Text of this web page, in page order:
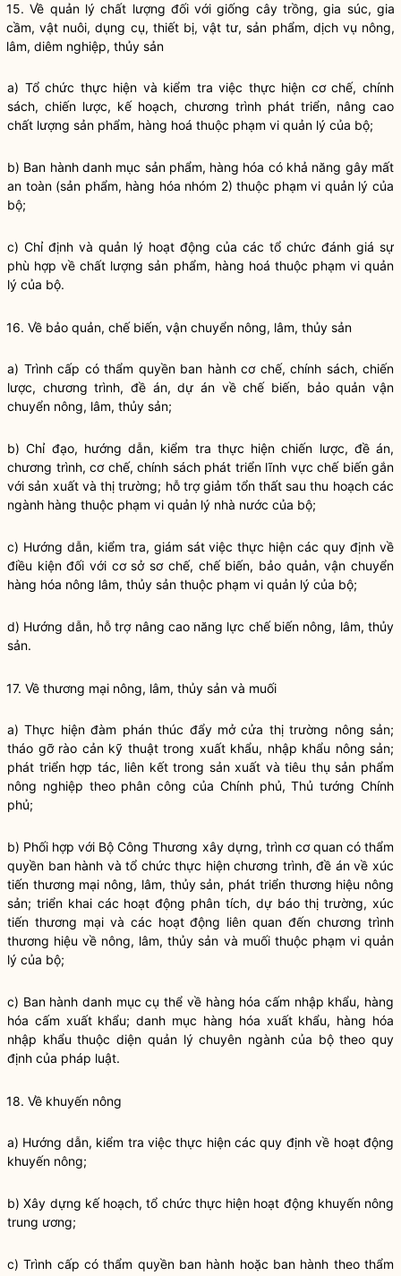
15. Về quản lý chất lượng đối với giống cây trồng, gia súc, gia
cầm, vật nuôi, dụng cụ, thiết bị, vật tư, sản phẩm, dịch vụ nông,
lâm, diêm nghiệp, thủy sản
a) Tổ chức thực hiện và kiểm tra việc thực hiện cơ chế, chính
sách, chiến lược, kế hoạch, chương trình phát triển, nâng cao
chất lượng sản phẩm, hàng hoá thuộc phạm vi quản lý của bộ;
b) Ban hành danh mục sản phẩm, hàng hóa có khả năng gây mất
an toàn (sản phẩm, hàng hóa nhóm 2) thuộc phạm vi quản lý của
bộ;
c) Chỉ định và quản lý hoạt động của các tổ chức đánh giá sự
phù hợp về chất lượng sản phẩm, hàng hoá thuộc phạm vi quản
lý của bộ.
16. Về bảo quản, chế biến, vận chuyển nông, lâm, thủy sản
a) Trình cấp có thẩm quyềnban hành cơ chế, chính sách, chiến
lược, chương trình, đề án, dự án về chế biến, bảo quản vận
chuyển nông, lâm, thủy sản;
b)Chỉ đạo, hướng dẫn, kiểm tra thực hiện chiến lược, đề án,
chương trình, cơ chế, chính sách phát triển lĩnh vực chế biến gắn
với sản xuất và thị trường; hỗ trợ giảm tổn thất sau thu hoạch các
ngành hàng thuộc phạm vi quản lý nhà nước của bộ;
c) Hướng dẫn, kiểm tra, giám sát việc thực hiện các quy định về
điều kiện đối với cơ sở sơ chế, chế biến, bảo quản, vận chuyển
hàng hóa nông lâm, thủy sản thuộc phạm vi quản lý của bộ;
d) Hướng dẫn, hỗ trợ nâng cao năng lực chế biến nông, lâm, thủy
sản.
17. Về thương mại nông, lâm, thủy sản và muối
a) Thực hiện đàm phán thúc đẩy mở cửa thị trường nông sản;
tháo gỡ rào cản kỹ thuật trong xuất khẩu, nhập khẩu nông sản;
phát triển hợp tác, liên kết trong sản xuất và tiêu thụ sản phẩm
nông nghiệp theo phân công của Chính phủ, Thủ tướng Chính
phủ;
b) Phối hợp với Bộ Công Thương xây dựng, trình cơ quan có thẩm
quyền ban hành và tổ chức thực hiện chương trình, đề án về xúc
tiến thương mại nông, lâm, thủy sản, phát triển thương hiệu nông
sản; triển khai các hoạt động phân tích, dự báo thị trường, xúc
tiến thương mại và các hoạt động liên quan đến chương trình
thương hiệu về nông, lâm, thủy sản và muối thuộc phạm vi quản
lý của bộ;
c) Ban hành danh mục cụ thể về hàng hóa cấm nhập khẩu, hàng
hóa cấm xuất khẩu; danh mục hàng hóa xuất khẩu, hàng hóa
nhập khẩu thuộc diện quản lý chuyên ngành của bộ theo quy
định của pháp luật.
18. Về khuyến nông
a) Hướng dẫn, kiểm tra việc thực hiện các quy định về hoạt động
khuyến nông;
b) Xây dựng kế hoạch, tổ chức thực hiện hoạt động khuyến nông
trung ương;
c) Trình cấp có thẩm quyềnban hành hoặc ban hành theo thẩm